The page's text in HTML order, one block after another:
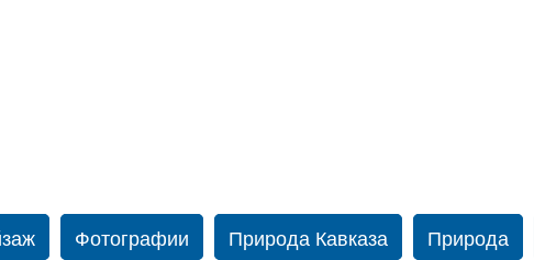
Фотографии Природа Кавказа Природа